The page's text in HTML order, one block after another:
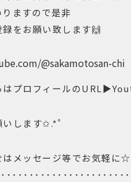
ますので是非
をお願い致します🙌
@sakamotosan-chi
はプロフィールの
いします✩.*˚
はメッセージ等でお気軽に☆
･･････････････････････